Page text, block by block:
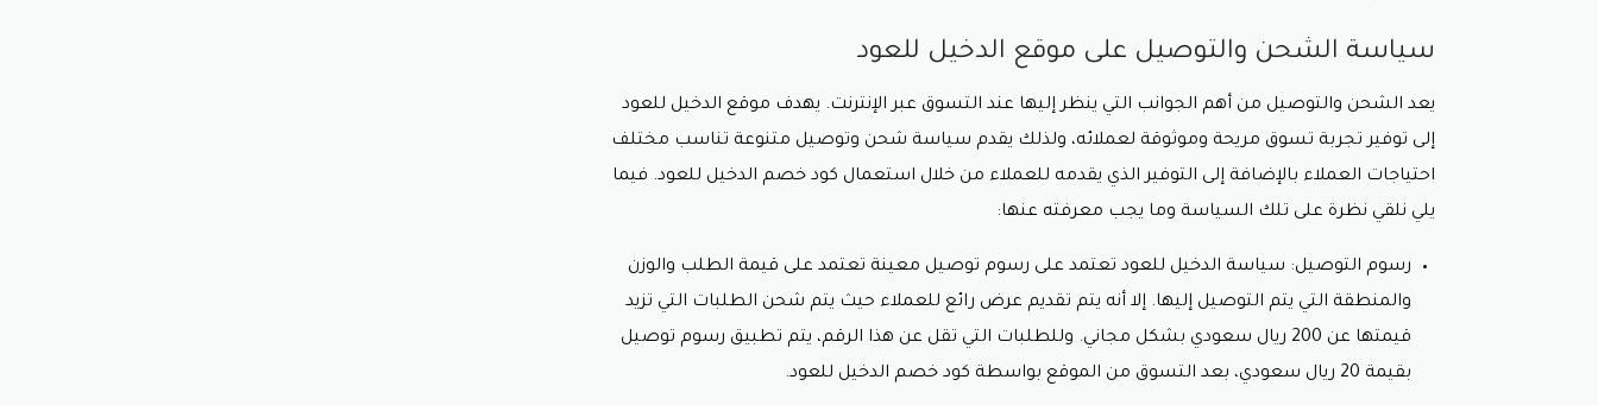
سياسة الشحن والتوصيل على موقع الدخيل للعود
يعد الشحن والتوصيل من أهم الجوانب التي ينظر إليها عند التسوق عبر الإنترنت. يهدف موقع الدخيل للعود
إلى توفير تجربة تسوق مريحة وموثوقة لعملائه، ولذلك يقدم سياسة شحن وتوصيل متنوعة تناسب مختلف
احتياجات العملاء بالإضافة إلى التوفير الذي يقدمه للعملاء من خلال استعمال كود خصم الدخيل للعود. فيما
يلي نلقي نظرة على تلك السياسة وما يجب معرفته عنها:
رسوم التوصيل: سياسة الدخيل للعود تعتمد على رسوم توصيل معينة تعتمد على قيمة الطلب والوزن
والمنطقة التي يتم التوصيل إليها. إلا أنه يتم تقديم عرض رائع للعملاء حيث يتم شحن الطلبات التي تزيد
قيمتها عن 200 ريال سعودي بشكل مجاني. وللطلبات التي تقل عن هذا الرقم، يتم تطبيق رسوم توصيل
بقيمة 20 ريال سعودي، بعد التسوق من الموقع بواسطة
كود خصم الدخيل للعود.